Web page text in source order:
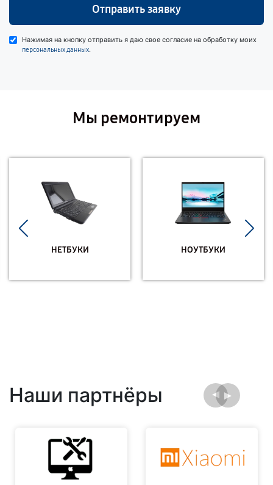
Отправить заявку
Нажимая на кнопку отправить я даю свое согласие на обработку моих
персональных данных.
Мы ремонтируем
НЕТБУКИ НОУТБУКИ
Наши партнёры